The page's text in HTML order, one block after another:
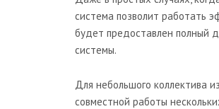
система позволит работать
будет предоставлен полный
системы.
Для небольшого коллектива
совместной работы